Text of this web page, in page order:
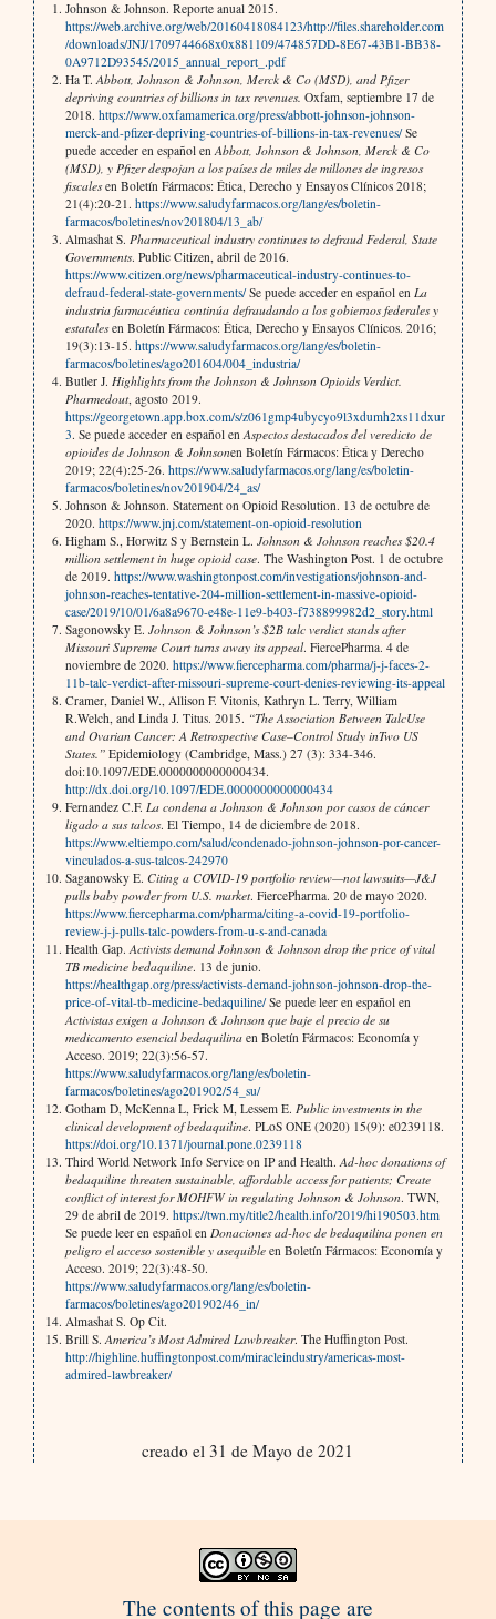
Johnson & Johnson. Reporte anual 2015.
https://web.archive.org/web/20160418084123/http://files.shareholder.com
/downloads/JNJ/1709744668x0x881109/474857DD-8E67-43B1-BB38-
0A9712D93545/2015_annual_report_.pdf
Ha T. Abbott, Johnson & Johnson, Merck & Co (MSD), and Pfizer
depriving countries of billions in tax revenues. Oxfam, septiembre 17 de
2018. https://www.oxfamamerica.org/press/abbott-johnson-johnson-
merck-and-pfizer-depriving-countries-of-billions-in-tax-revenues/Se
puede acceder en español en Abbott, Johnson & Johnson, Merck & Co
(MSD), y Pfizer despojan a los países de miles de millones de ingresos
fiscalesen Boletín Fármacos: Ética, Derecho y Ensayos Clínicos 2018;
21(4):20-21. https://www.saludyfarmacos.org/lang/es/boletin-
farmacos/boletines/nov201804/13_ab/
Almashat S. Pharmaceutical industry continues to defraud Federal, State
Governments. Public Citizen, abril de 2016.
https://www.citizen.org/news/pharmaceutical-industry-continues-to-
defraud-federal-state-governments/Se puede acceder en español en La
industria farmacéutica continúa defraudando a los gobiernos federales y
estatalesen Boletín Fármacos: Ética, Derecho y Ensayos Clínicos. 2016;
19(3):13-15. https://www.saludyfarmacos.org/lang/es/boletin-
farmacos/boletines/ago201604/004_industria/
Butler J. Highlights from the Johnson & Johnson Opioids Verdict.
Pharmedout, agosto 2019.
https://georgetown.app.box.com/s/z061gmp4ubycyo9l3xdumh2xs11dxur
3. Se puede acceder en español en Aspectos destacados del veredicto de
opioides de Johnson & Johnsonen Boletín Fármacos: Ética y Derecho
2019; 22(4):25-26. https://www.saludyfarmacos.org/lang/es/boletin-
farmacos/boletines/nov201904/24_as/
Johnson & Johnson. Statement on Opioid Resolution. 13 de octubre de
2020. https://www.jnj.com/statement-on-opioid-resolution
Higham S., Horwitz S y Bernstein L. Johnson & Johnson reaches $20.4
million settlement in huge opioid case. The Washington Post. 1 de octubre
de 2019. https://www.washingtonpost.com/investigations/johnson-and-
johnson-reaches-tentative-204-million-settlement-in-massive-opioid-
case/2019/10/01/6a8a9670-e48e-11e9-b403-f738899982d2_story.html
Sagonowsky E. Johnson & Johnson’s $2B talc verdict stands after
Missouri Supreme Court turns away its appeal. FiercePharma. 4 de
noviembre de 2020. https://www.fiercepharma.com/pharma/j-j-faces-2-
11b-talc-verdict-after-missouri-supreme-court-denies-reviewing-its-appeal
Cramer, Daniel W., Allison F. Vitonis, Kathryn L. Terry, William
R.Welch, and Linda J. Titus. 2015. “The Association Between TalcUse
and Ovarian Cancer: A Retrospective Case–Control Study inTwo US
States.”Epidemiology (Cambridge, Mass.) 27 (3): 334-346.
doi:10.1097/EDE.0000000000000434.
http://dx.doi.org/10.1097/EDE.0000000000000434
Fernandez C.F. La condena a Johnson & Johnson por casos de cáncer
ligado a sus talcos. El Tiempo, 14 de diciembre de 2018.
https://www.eltiempo.com/salud/condenado-johnson-johnson-por-cancer-
vinculados-a-sus-talcos-242970
Saganowsky E. Citing a COVID-19 portfolio review—not lawsuits—J&J
pulls baby powder from U.S. market. FiercePharma. 20 de mayo 2020.
https://www.fiercepharma.com/pharma/citing-a-covid-19-portfolio-
review-j-j-pulls-talc-powders-from-u-s-and-canada
Health Gap. Activists demand Johnson & Johnson drop the price of vital
TB medicine bedaquiline. 13 de junio.
https://healthgap.org/press/activists-demand-johnson-johnson-drop-the-
price-of-vital-tb-medicine-bedaquiline/Se puede leer en español en
Activistas exigen a Johnson & Johnson que baje el precio de su
medicamento esencial bedaquilina en Boletín Fármacos: Economía y
Acceso. 2019; 22(3):56-57.
https://www.saludyfarmacos.org/lang/es/boletin-
farmacos/boletines/ago201902/54_su/
Gotham D, McKenna L, Frick M, Lessem E. Public investments in the
clinical development of bedaquiline. PLoS ONE (2020) 15(9): e0239118.
https://doi.org/10.1371/journal.pone.0239118
Third World Network Info Service on IP and Health. Ad-hoc donations of
bedaquiline threaten sustainable, affordable access for patients; Create
conflict of interest for MOHFW in regulating Johnson & Johnson. TWN,
29 de abril de 2019. https://twn.my/title2/health.info/2019/hi190503.htm
Se puede leer en español en Donaciones ad-hoc de bedaquilina ponen en
peligro el acceso sostenible y asequibleen Boletín Fármacos: Economía y
Acceso. 2019; 22(3):48-50.
https://www.saludyfarmacos.org/lang/es/boletin-
farmacos/boletines/ago201902/46_in/
Almashat S. Op Cit.
Brill S. America’s Most Admired Lawbreaker. The Huffington Post.
http://highline.huffingtonpost.com/miracleindustry/americas-most-
admired-lawbreaker/
creado el 31 de Mayo de 2021
The contents of this page are